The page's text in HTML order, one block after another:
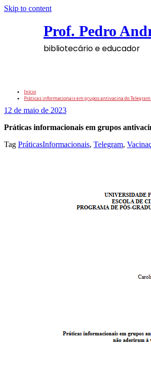
Skip to content
Prof. Pedro
bibliotecário e educador
Início
Práticas informacionais em grupos antivacina do
12 de maio de 2023
Práticas informacionais em grupos
Tag PráticasInformacionais, Telegram,